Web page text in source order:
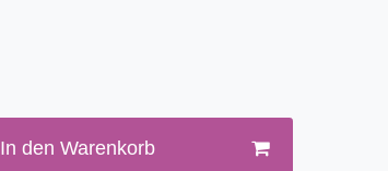
In den Warenkorb